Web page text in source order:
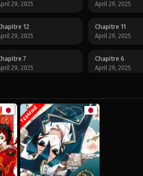
29, 2025 April 29, 2025
12
29, 2025
Chapitre 11
April 29, 2025
7
29, 2025
Chapitre 6
April 29, 2025
29, 2025 April 29, 2025
TERMINÉ